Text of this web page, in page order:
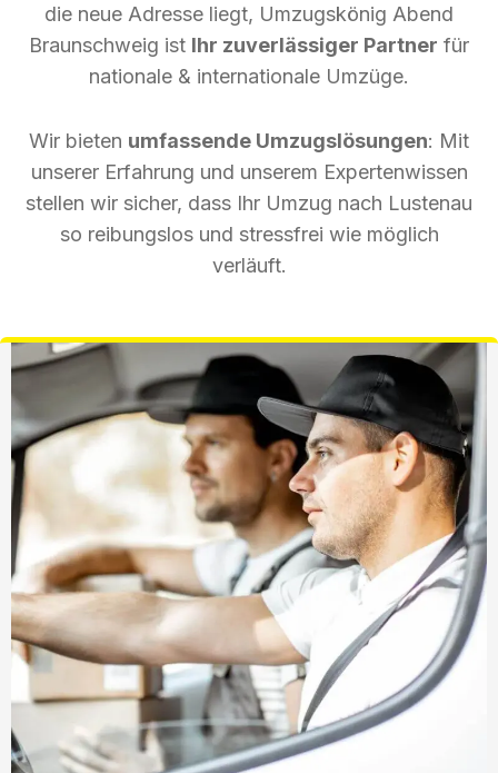
die neue Adresse liegt, Umzugskönig Abend
Braunschweig ist Ihr zuverlässiger Partner für
nationale & internationale Umzüge.
Wir bieten umfassende Umzugslösungen: Mit
unserer Erfahrung und unserem Expertenwissen
stellen wir sicher, dass Ihr Umzug nach Lustenau
so reibungslos und stressfrei wie möglich
verläuft.